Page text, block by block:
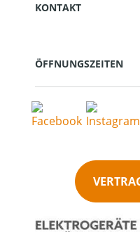
KONTAKT
ÖFFNUNGSZEITEN